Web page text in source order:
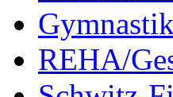
Gymnastik
REHA/